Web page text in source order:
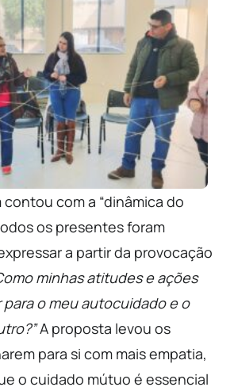
com a “dinâmica do
os presentes foram
a partir da provocação
minhas atitudes e ações
o meu autocuidado e o
A proposta levou os
para si com mais empatia,
o cuidado mútuo é essencial